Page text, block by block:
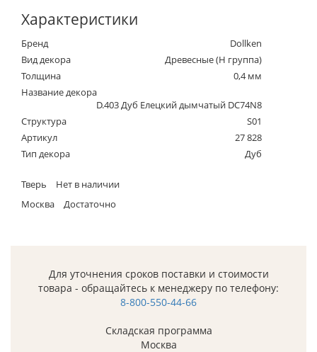
Характеристики
Бренд
Dollken
Вид декора
Древесные (Н группа)
Толщина
0,4 мм
Название декора
D.403 Дуб Елецкий дымчатый DC74N8
Структура
S01
Артикул
27 828
Тип декора
Дуб
Тверь
Нет в наличии
Москва
Достаточно
Для уточнения сроков поставки и стоимости
товара - обращайтесь к менеджеру по телефону:
8-800-550-44-66
Складская программа
Москва